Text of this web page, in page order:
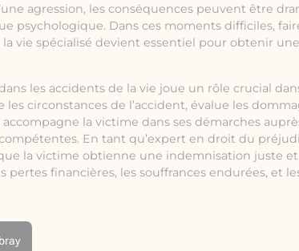
agression, les conséquences peuvent être
psychologique. Dans ces moments difficiles,
vie spécialisé devient essentiel pour obtenir
dans les accidents de la vie joue un rôle crucial
les circonstances de l’accident, évalue les
la victime dans ses démarches
En tant qu’expert en droit du
que la victime obtienne une indemnisation juste
pertes financières, les souffrances endurées, et